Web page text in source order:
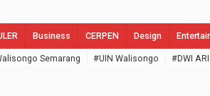
Business CERPEN Design
Semarang #UIN Walisongo #DWI ARI